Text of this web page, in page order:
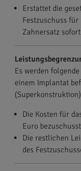
Erstattet die
Festzuschuss
Zahnersatz
Es werden
einem Implantat
Die Kosten für
Euro
Die restlichen
des